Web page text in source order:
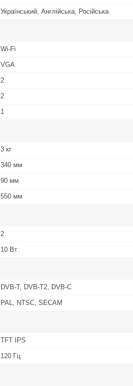
Український, Англійська, Російська
Wi-Fi
VGA
2
2
1
3 кг
340 мм
90 мм
550 мм
2
10 Вт
DVB-T, DVB-T2, DVB-C
PAL, NTSC, SECAM
TFT IPS
120 Гц